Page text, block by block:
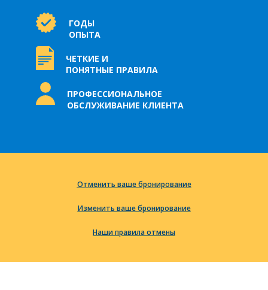
ГОДЫ
ОПЫТА
ЧЕТКИЕ И
ПОНЯТНЫЕ ПРАВИЛА
ПРОФЕССИОНАЛЬНОЕ
ОБСЛУЖИВАНИЕ КЛИЕНТА
Отменить ваше бронирование
Изменить ваше бронирование
Наши правила отмены